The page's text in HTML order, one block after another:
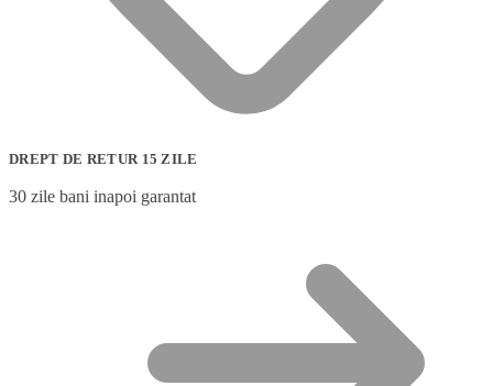
DREPT DE RETUR 15 ZILE
30 zile bani inapoi garantat